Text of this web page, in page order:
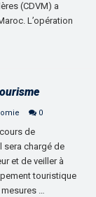
(CDVM) a
L’opération
0
de
sera chargé de
et de veiller à
touristique
…